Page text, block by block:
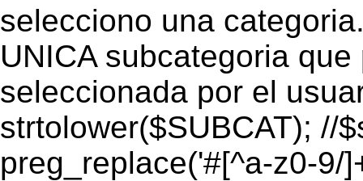
selecciono una
UNICA subcategoria
seleccionada por el
strtolower($SUBCAT); //
preg_replace('#[^a-z0-9/